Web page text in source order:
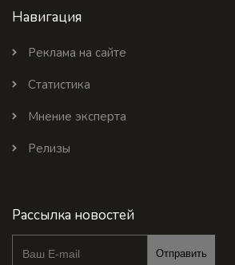
Навигация
Реклама на сайте
Статистика
Мнение эксперта
Релизы
Рассылка новостей
Отправить